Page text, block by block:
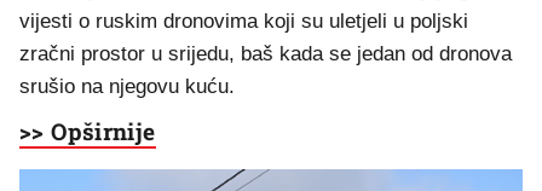
vijesti o ruskim dronovima koji su uletjeli u poljski
zračni prostor u srijedu, baš kada se jedan od dronova
srušio na njegovu kuću.
>> Opširnije